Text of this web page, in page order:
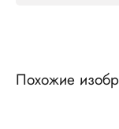
Похожие